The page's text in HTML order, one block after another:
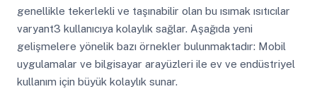
genellikle tekerlekli ve taşınabilir olan bu ısımak ısıtıcılar
varyant3 kullanıcıya kolaylık sağlar. Aşağıda yeni
gelişmelere yönelik bazı örnekler bulunmaktadır: Mobil
uygulamalar ve bilgisayar arayüzleri ile ev ve endüstriyel
kullanım için büyük kolaylık sunar.